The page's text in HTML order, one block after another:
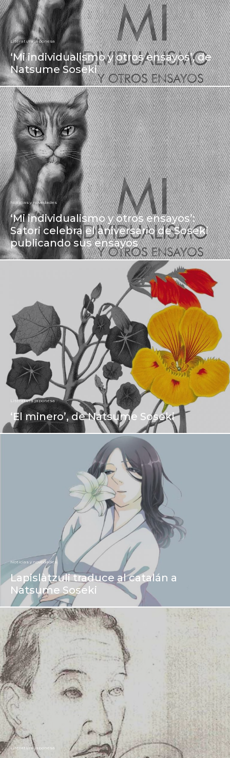
Literatura japonesa
‘Mi individualismo y otros ensayos’, de
Natsume Soseki
Noticias y novedades
‘Mi individualismo y otros ensayos’:
Satori celebra el aniversario de Soseki
publicando sus ensayos
Literatura japonesa
‘El minero’, de Natsume Soseki
Noticias y novedades
Lapislàtzuli traduce al catalán a
Natsume Soseki
Literatura japonesa